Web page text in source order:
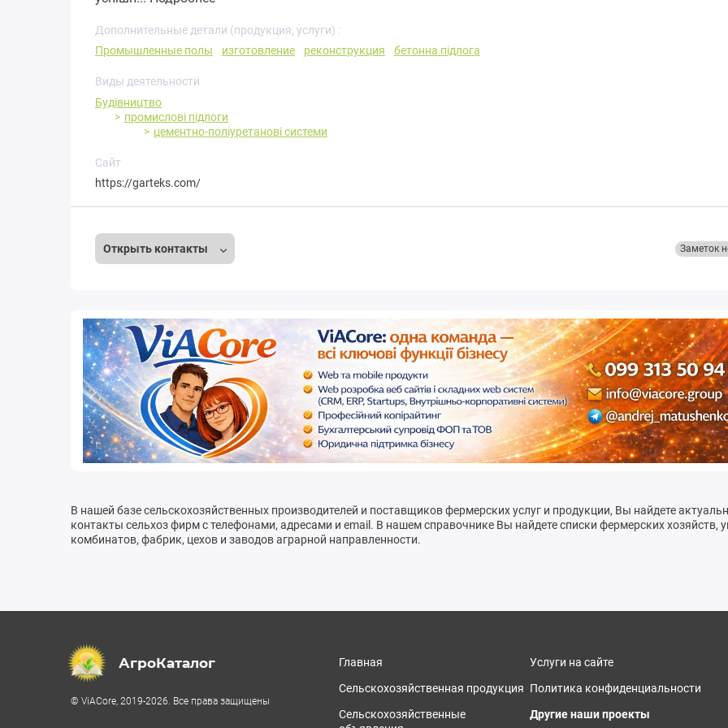
Дополнительные детали (продукция, услуги) :
Промышленные полы
изготовление реконструкция бетонна підлога
Виды деятельности
Будівництво
промислові підлоги
цементно-поліуретанові системи
Сайт
https://garteks.com/
Открыть контакты Заметок
В нашей базе сельскохозяйственных производителей и поставщиков фермерских услуг и продукции, Вы найдете
контакты сельхоз фирм с телефонами, адресами и email. В нашем справочнике Вы найдете списки фермерских хозяйств,
комбинатов, фабрик, цехов и заводов аграрной направленности.
АгроКаталог
© ViACore, 2019-2026. Все права защищены
Главная
Сельскохозяйственная продукция
Сельскохозяйственные
Услуги на сайте
Политика конфиденциальности
Другие наши проекты